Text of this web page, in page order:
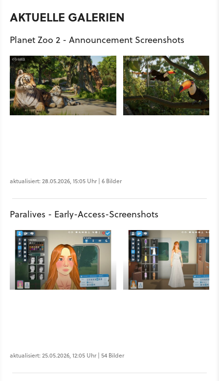
AKTUELLE GALERIEN
Planet Zoo 2 - Announcement Screenshots
aktualisiert: 28.05.2026, 15:05 Uhr | 6 Bilder
Paralives - Early-Access-Screenshots
aktualisiert: 25.05.2026, 12:05 Uhr | 54 Bilder